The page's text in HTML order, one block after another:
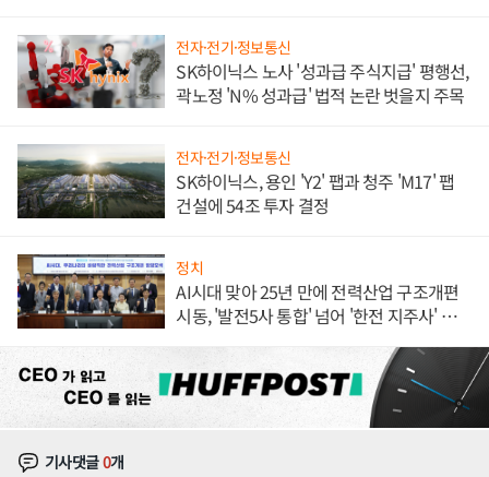
전자·전기·정보통신
SK하이닉스 노사 '성과급 주식지급' 평행선,
곽노정 'N% 성과급' 법적 논란 벗을지 주목
전자·전기·정보통신
SK하이닉스, 용인 'Y2' 팹과 청주 'M17' 팹
건설에 54조 투자 결정
정치
AI시대 맞아 25년 만에 전력산업 구조개편
시동, '발전5사 통합' 넘어 '한전 지주사' 재편
기사댓글0개